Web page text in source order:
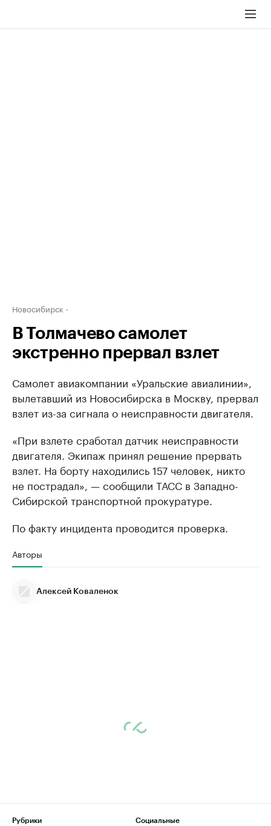
Новосибирск
В Толмачево самолет
экстренно прервал взлет
Самолет авиакомпании «Уральские авиалинии»,
вылетавший из Новосибирска в Москву, прервал
взлет из-за сигнала о неисправности двигателя.
«При взлете сработал датчик неисправности
двигателя. Экипаж принял решение прервать
взлет. На борту находились 157 человек, никто
не пострадал», — сообщили ТАСС в Западно-
Сибирской транспортной прокуратуре.
По факту инцидента проводится проверка.
Авторы
Алексей Коваленок
Рубрики
Социальные